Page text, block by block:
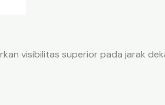
visibilitas superior pada jarak